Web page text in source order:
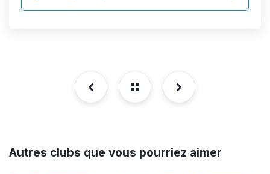
Autres clubs que vous pourriez aimer